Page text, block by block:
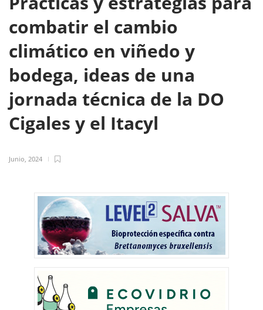
combatir el cambio
climático en viñedo y
bodega, ideas de una
jornada técnica de la DO
Cigales y el Itacyl
Junio, 2024